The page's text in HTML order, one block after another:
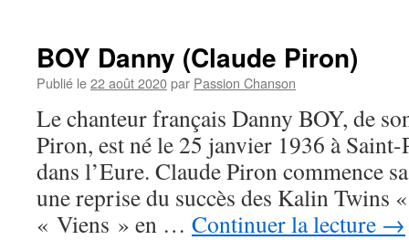
BOY Danny (Claude Piron)
Publié le22 août 2020par Passion Chanson
Le chanteur français Danny BOY, de
Piron, est né le 25 janvier 1936 à
dans l’Eure. Claude Piron commence
une reprise du succès des Kalin Twins
« Viens » en … Continuer la lecture →